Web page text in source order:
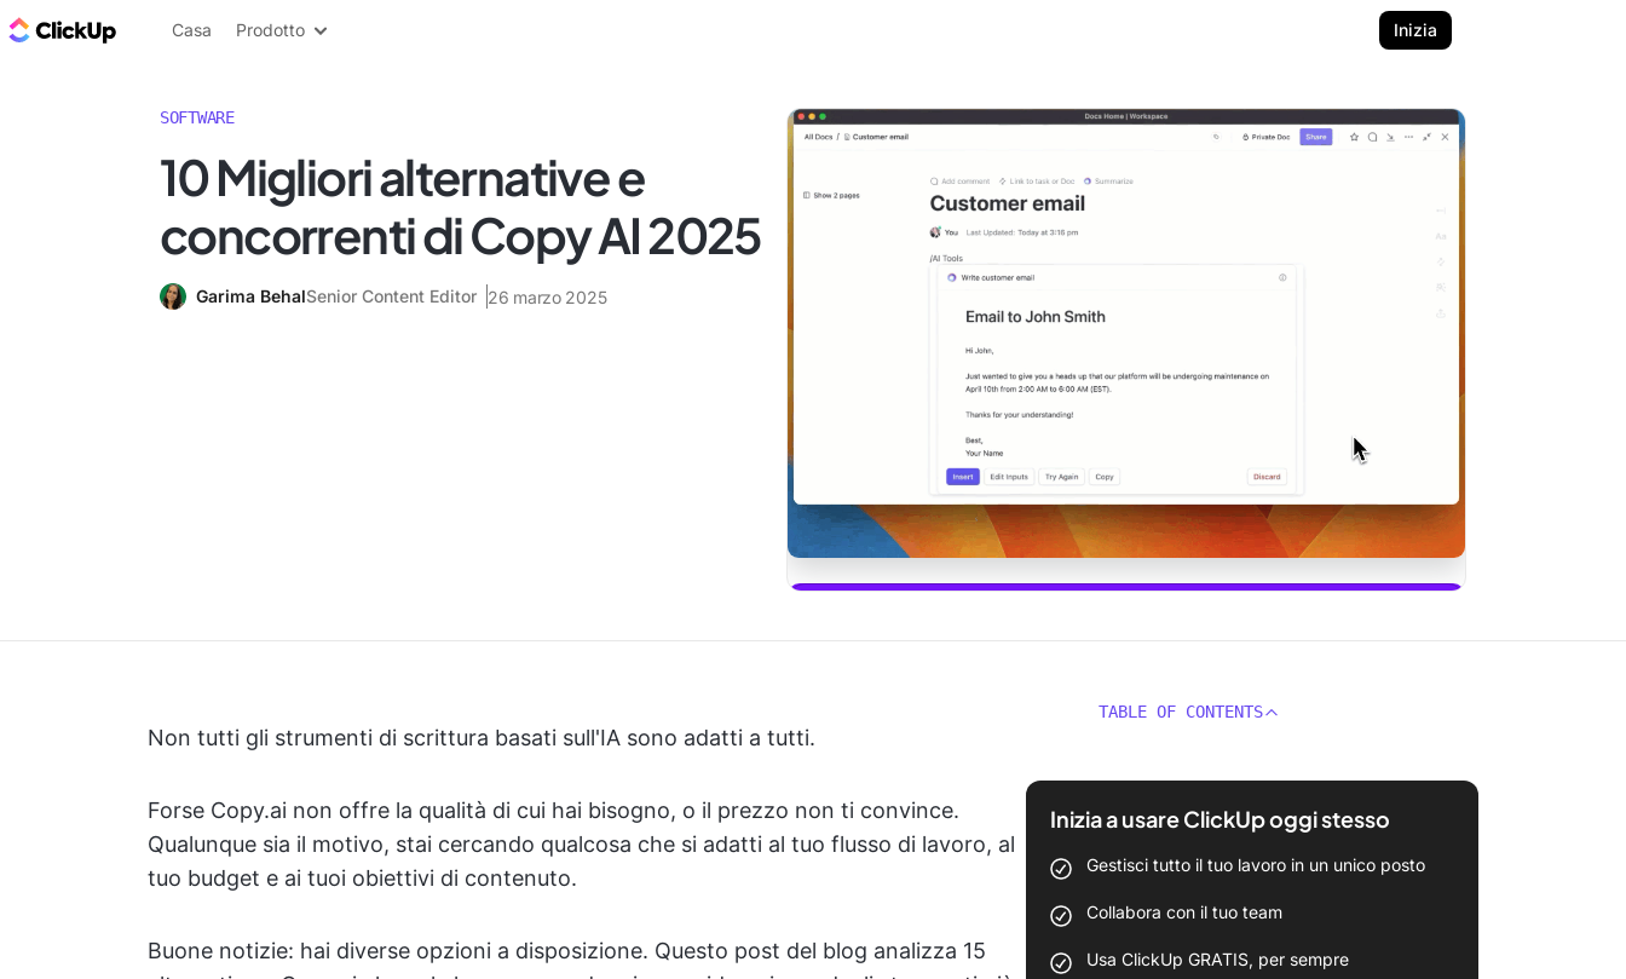
Blog di ClickUp
Casa Prodotto Inizia
SOFTWARE
10 Migliori alternative e
concorrenti di Copy AI 2025
Garima BehalSenior Content Editor 26 marzo 2025
Non tutti gli strumenti di scrittura basati sull'IA sono adatti a tutti.
Forse Copy.ai non offre la qualità di cui hai bisogno, o il prezzo non ti convince.
Qualunque sia il motivo, stai cercando qualcosa che si adatti al tuo flusso di lavoro, al
tuo budget e ai tuoi obiettivi di contenuto.
Buone notizie: hai diverse opzioni a disposizione. Questo post del blog analizza 15
TABLE OF CONTENTS
Inizia a usare ClickUp oggi stesso
Gestisci tutto il tuo lavoro in un unico posto
Collabora con il tuo team
Usa ClickUp GRATIS, per sempre